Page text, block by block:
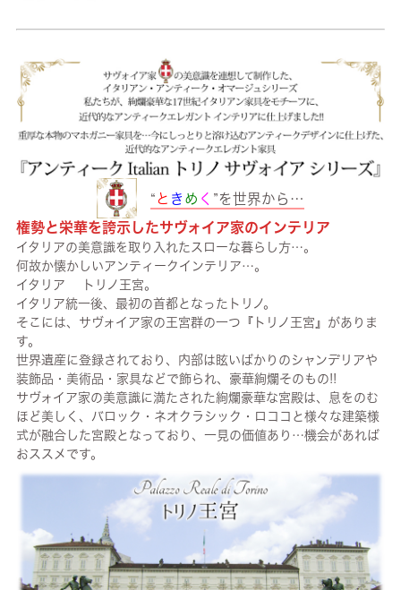
“と き め く ”を世界から…
権勢と栄華を誇示したサヴォイア家のインテリア
イタリアの美意識を取り入れたスローな暮らし方…。
何故か懐かしいアンティークインテリア…。
イタリア トリノ王宮。
イタリア統一後、最初の首都となったトリノ。
そこには、サヴォイア家の王宮群の一つ『トリノ王宮』がありま
す。
世界遺産に登録されており、内部は眩いばかりのシャンデリアや
装飾品・美術品・家具などで飾られ、豪華絢爛そのもの!!
サヴォイア家の美意識に満たされた絢爛豪華な宮殿は、息をのむ
ほど美しく、バロック・ネオクラシック・ロココと様々な建築様
式が融合した宮殿となっており、一見の価値あり…機会があれば
おススメです。